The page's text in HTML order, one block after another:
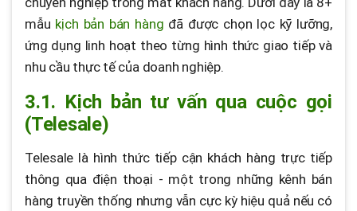
mẫu kịch bản bán hàng đã được chọn lọc kỹ lưỡng,
ứng dụng linh hoạt theo từng hình thức giao tiếp và
nhu cầu thực tế của doanh nghiệp.
3.1. Kịch bản tư vấn qua cuộc gọi
(Telesale)
Telesale là hình thức tiếp cận khách hàng trực tiếp
thông qua điện thoại - một trong những kênh bán
hàng truyền thống nhưng vẫn cực kỳ hiệu quả nếu có